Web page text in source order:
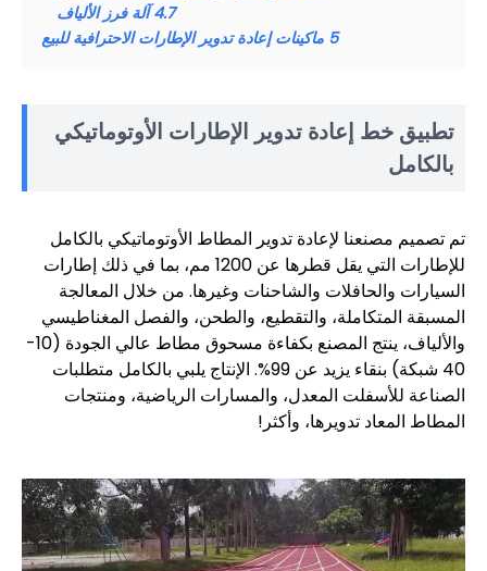
4.7 آلة فرز الألياف
5 ماكينات إعادة تدوير الإطارات الاحترافية للبيع
تطبيق خط إعادة تدوير الإطارات الأوتوماتيكي
بالكامل
تم تصميم مصنعنا لإعادة تدوير المطاط الأوتوماتيكي بالكامل
للإطارات التي يقل قطرها عن 1200 مم، بما في ذلك إطارات
السيارات والحافلات والشاحنات وغيرها. من خلال المعالجة
المسبقة المتكاملة، والتقطيع، والطحن، والفصل المغناطيسي
والألياف، ينتج المصنع بكفاءة مسحوق مطاط عالي الجودة (10-
40 شبكة) بنقاء يزيد عن 99%. الإنتاج يلبي بالكامل متطلبات
الصناعة للأسفلت المعدل، والمسارات الرياضية، ومنتجات
المطاط المعاد تدويرها، وأكثر!